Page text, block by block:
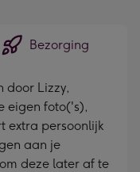
Bezorging
door Lizzy,
eigen foto('s),
extra persoonlijk
aan je
deze later af te